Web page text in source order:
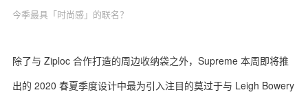
时 尚
球 鞋
今季最具「时尚感」的联名？
除了与 Ziploc 合作打造的周边收纳袋之外，Supreme 本周即将推
出的 2020 春夏季度设计中最为引入注目的莫过于与 Leigh Bowery